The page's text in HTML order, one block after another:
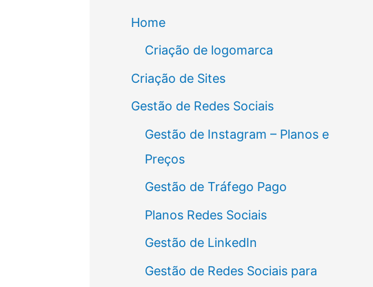
Home
Criação de logomarca
Criação de Sites
Gestão de Redes Sociais
Gestão de Instagram – Planos e
Preços
Gestão de Tráfego Pago
Planos Redes Sociais
Gestão de LinkedIn
Gestão de Redes Sociais para